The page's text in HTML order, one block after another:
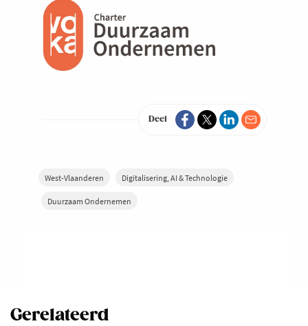
Deel
West-Vlaanderen Digitalisering, AI & Technologie
Duurzaam Ondernemen
Gerelateerd